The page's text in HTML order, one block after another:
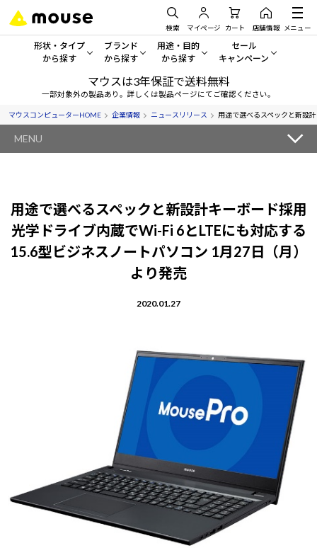
検索 マイページ カート 店舗情報 メニュー
形状・タイプ
から探す
形状・タイプから探す をすべてみる
デスクトップPC
ノートPC
サーバー
ワークステーション
ブランド
から探す
mouse
G TUNE
NEXTGEAR
MousePro
iiyama
用途・目的
から探す
一般向けパソコン
ゲーミングPC・ゲーム向けパソコン
クリエイティブ向け
学習向けパソコン
スペック/パーツ別
セール
キャンペーン
セール・キャンペーン
期間限定セール
おすすめ目玉パソコン
今イチオシのパソコンをピッ
Windows 11 Copilot+ PC
マウスは3年保証で送料無料
一部対象外の製品あり。詳しくは製品ページにてご確認ください。
マウスコンピューターHOME 企業情報 ニュースリリース 用途で選べるスペックと新設
MENU
用途で選べるスペックと新設計キーボード採用
光学ドライブ内蔵でWi-Fi 6とLTEにも対応する
15.6型ビジネスノートパソコン 1月27日（月）
より発売
2020.01.27